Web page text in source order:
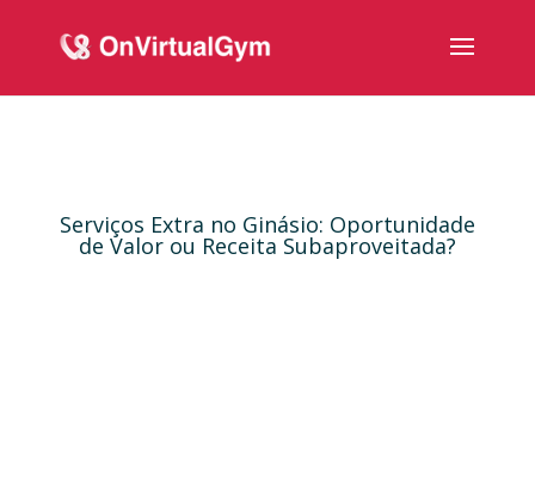
Serviços Extra no Ginásio: Oportunidade
de Valor ou Receita Subaproveitada?